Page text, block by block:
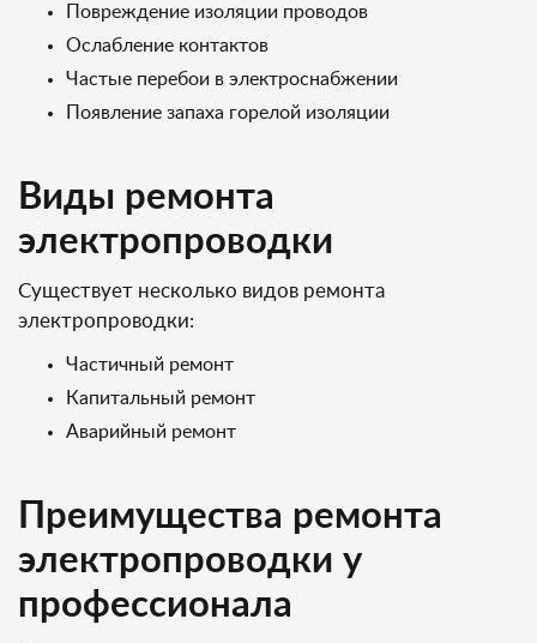
Повреждение изоляции проводов
Ослабление контактов
Частые перебои в электроснабжении
Появление запаха горелой изоляции
Виды ремонта
электропроводки
Существует несколько видов ремонта
электропроводки:
Частичный ремонт
Капитальный ремонт
Аварийный ремонт
Преимущества ремонта
электропроводки у
профессионала